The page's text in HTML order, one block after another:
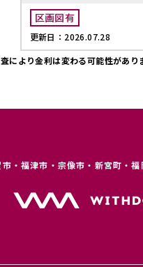
区画図有
更新日：2026.07.28
により金利は変わる可能性があり
市・福津市・宗像市・新宮町・